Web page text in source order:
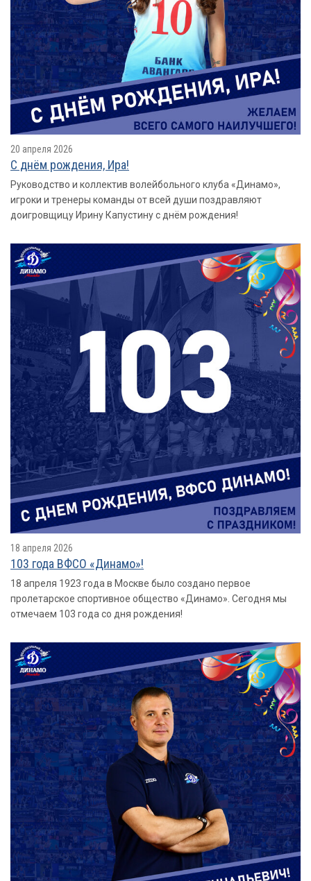
20 апреля 2026
С днём рождения, Ира!
Руководство и коллектив волейбольного клуба «Динамо»,
игроки и тренеры команды от всей души поздравляют
доигровщицу Ирину Капустину с днём рождения!
18 апреля 2026
103 года ВФСО «Динамо»!
18 апреля 1923 года в Москве было создано первое
пролетарское спортивное общество «Динамо». Сегодня мы
отмечаем 103 года со дня рождения!